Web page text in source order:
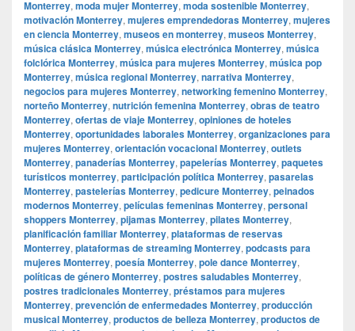
Monterrey, moda mujer Monterrey, moda sostenible Monterrey,
motivación Monterrey, mujeres emprendedoras Monterrey, mujeres
en ciencia Monterrey, museos en monterrey, museos Monterrey,
música clásica Monterrey, música electrónica Monterrey, música
folclórica Monterrey, música para mujeres Monterrey, música pop
Monterrey, música regional Monterrey, narrativa Monterrey,
negocios para mujeres Monterrey, networking femenino Monterrey,
norteño Monterrey, nutrición femenina Monterrey, obras de teatro
Monterrey, ofertas de viaje Monterrey, opiniones de hoteles
Monterrey, oportunidades laborales Monterrey, organizaciones para
mujeres Monterrey, orientación vocacional Monterrey, outlets
Monterrey, panaderías Monterrey, papelerías Monterrey, paquetes
turísticos monterrey, participación política Monterrey, pasarelas
Monterrey, pastelerías Monterrey, pedicure Monterrey, peinados
modernos Monterrey, películas femeninas Monterrey, personal
shoppers Monterrey, pijamas Monterrey, pilates Monterrey,
planificación familiar Monterrey, plataformas de reservas
Monterrey, plataformas de streaming Monterrey, podcasts para
mujeres Monterrey, poesía Monterrey, pole dance Monterrey,
políticas de género Monterrey, postres saludables Monterrey,
postres tradicionales Monterrey, préstamos para mujeres
Monterrey, prevención de enfermedades Monterrey, producción
musical Monterrey, productos de belleza Monterrey, productos de